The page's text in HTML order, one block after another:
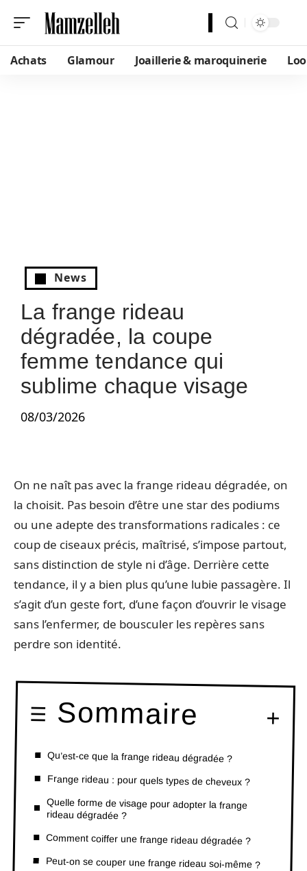
Achats Glamour Joaillerie & maroquinerie
News
La frange rideau
dégradée, la coupe
femme tendance qui
sublime chaque visage
08/03/2026
On ne naît pas avec la frange rideau dégradée, on
la choisit. Pas besoin d’être une star des podiums
ou une adepte des transformations radicales : ce
coup de ciseaux précis, maîtrisé, s’impose partout,
sans distinction de style ni d’âge. Derrière cette
tendance, il y a bien plus qu’une lubie passagère. Il
s’agit d’un geste fort, d’une façon d’ouvrir le visage
sans l’enfermer, de bousculer les repères sans
perdre son identité.
Sommaire
Qu’est-ce que la frange rideau dégradée ?
Frange rideau : pour quels types de cheveux ?
Quelle forme de visage pour adopter la frange
rideau dégradée ?
Comment coiffer une frange rideau dégradée ?
Peut-on se couper une frange rideau soi-même ?